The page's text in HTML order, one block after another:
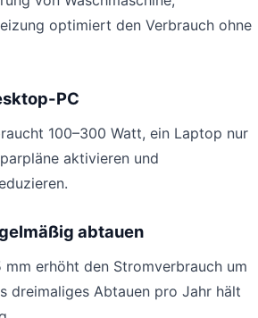
optimiert den Verbrauch ohne
PC
100–300 Watt, ein Laptop nur
aktivieren und
abtauen
mm erhöht den Stromverbrauch um
dreimaliges Abtauen pro Jahr hält